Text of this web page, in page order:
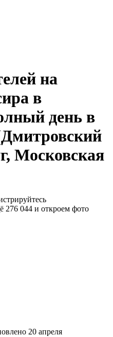
на
в
день в
Московская
276 044 и откроем фото
20 апреля